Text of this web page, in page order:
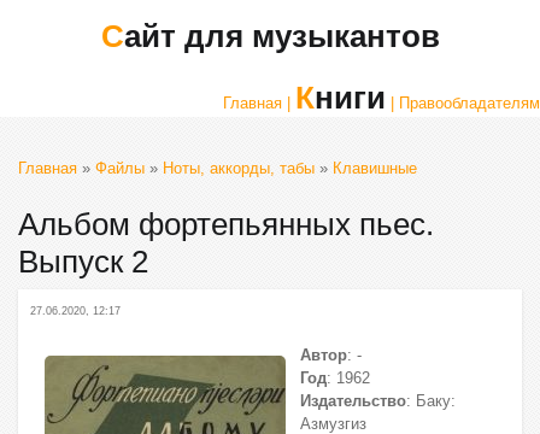
Сайт для музыкантов
Главная | Книги | Правообладателям
Главная » Файлы » Ноты, аккорды, табы » Клавишные
Альбом фортепьянных пьес.
Выпуск 2
27.06.2020, 12:17
Автор: -
Год: 1962
Издательство: Баку:
Азмузгиз